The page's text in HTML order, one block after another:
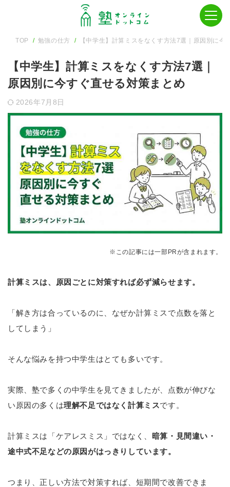
TOP 勉強の仕方 【中学生】計算ミスをなくす方法7選｜原因別に今
【中学生】計算ミスをなくす方法7選｜
原因別に今すぐ直せる対策まとめ
2026年7月8日
※この記事には一部PRが含まれます。
計算ミスは、原因ごとに対策すれば必ず減らせます。
「解き方は合っているのに、なぜか計算ミスで点数を落と
してしまう」
そんな悩みを持つ中学生はとても多いです。
実際、塾で多くの中学生を見てきましたが、点数が伸びな
い原因の多くは理解不足ではなく計算ミスです。
計算ミスは「ケアレスミス」ではなく、 暗算・見間違い・
途中式不足などの原因がはっきりしています。
つまり、正しい方法で対策すれば、短期間で改善できま